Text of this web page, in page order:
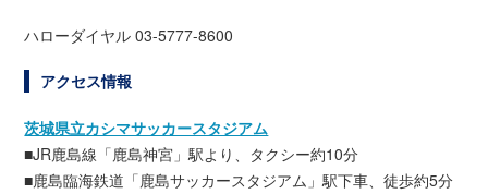
ハローダイヤル 03-5777-8600
アクセス情報
茨城県立カシマサッカースタジアム
■JR鹿島線「鹿島神宮」駅より、タクシー約10分
■鹿島臨海鉄道「鹿島サッカースタジアム」駅下車、徒歩約5分